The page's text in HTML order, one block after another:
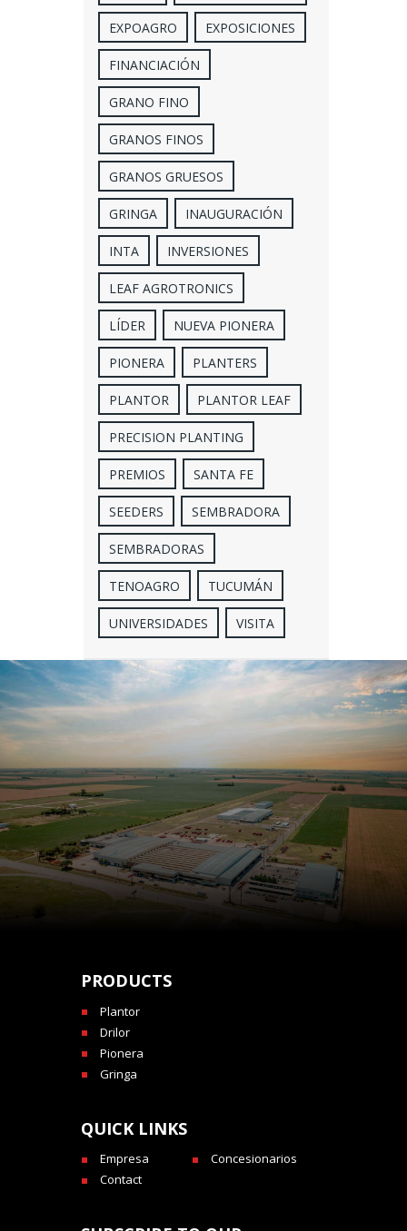
EXPOAGRO EXPOSICIONES
FINANCIACIÓN
GRANO FINO
GRANOS FINOS
GRANOS GRUESOS
GRINGA INAUGURACIÓN
INTA INVERSIONES
LEAF AGROTRONICS
LÍDER NUEVA PIONERA
PIONERA PLANTERS
PLANTOR PLANTOR LEAF
PRECISION PLANTING
PREMIOS SANTA FE
SEEDERS SEMBRADORA
SEMBRADORAS
TENOAGRO TUCUMÁN
UNIVERSIDADES VISITA
PRODUCTS
Plantor
Drilor
Pionera
Gringa
QUICK LINKS
Empresa
Concesionarios
Contact